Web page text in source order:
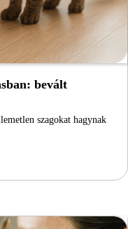
bevált
szagokat hagynak